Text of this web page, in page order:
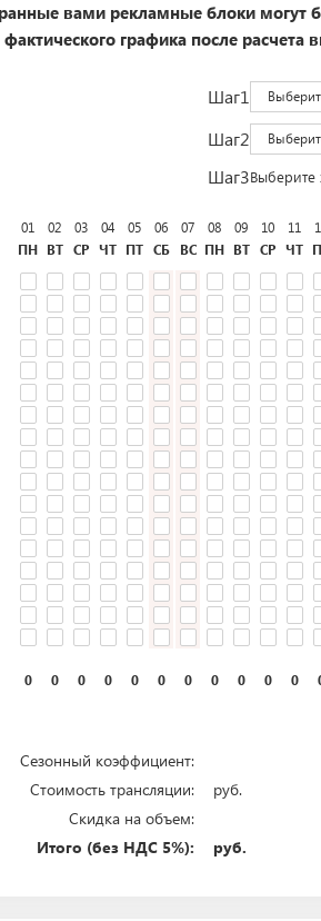
вами рекламные блоки
графика после расчета
Шаг1
Шаг2
Шаг3
01
ПН
02
ВТ
03
СР
04
ЧТ
05
ПТ
06
СБ
07
ВС
08
ПН
09
ВТ
10
СР
11
ЧТ
0 0 0 0 0 0 0 0 0 0 0
Сезонный коэффициент:
Стоимость трансляции:
руб.
Скидка на объем:
Итого (без НДС 5%):
руб.